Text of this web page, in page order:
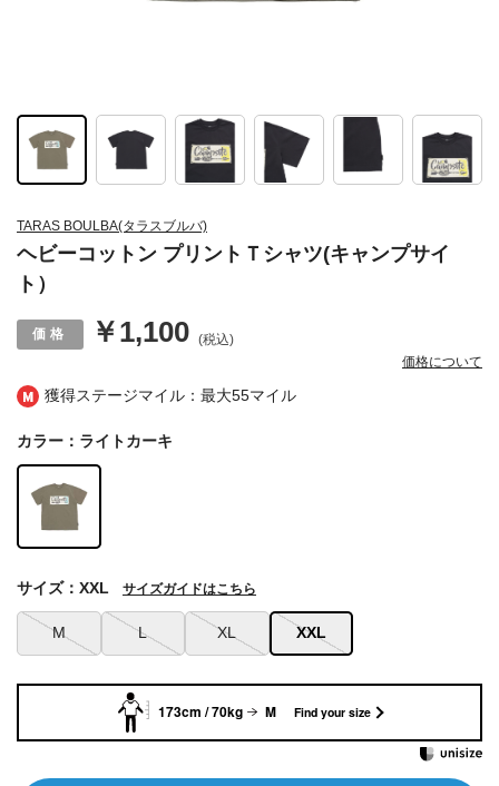
獲得ステージマイル：最大55マイル
TARAS BOULBA(タラスブルバ)
ヘビーコットン プリントＴシャツ(キャンプサイ
ト）
￥1,100 (税込)
価格について
カラー：ライトカーキ
M L XL XXL
サイズ：XXL サイズガイドはこちら
173cm / 70kg M Find your size